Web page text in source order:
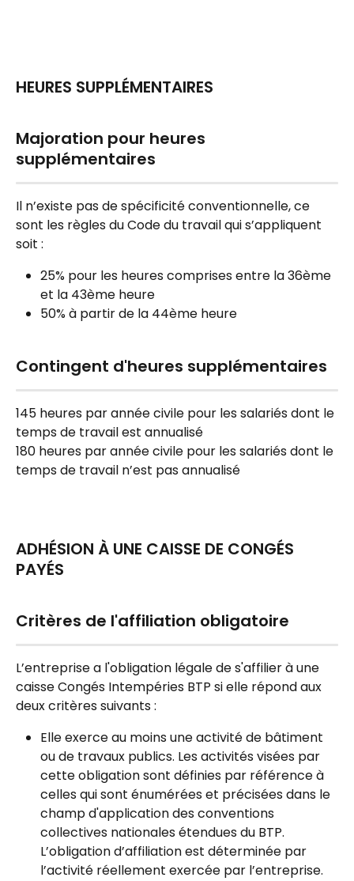
HEURES SUPPLÉMENTAIRES
Majoration pour heures
supplémentaires
Il n’existe pas de spécificité conventionnelle, ce
sont les règles du Code du travail qui s’appliquent
soit :
25% pour les heures comprises entre la 36ème
et la 43ème heure
50% à partir de la 44ème heure
Contingent d'heures supplémentaires
145 heures par année civile pour les salariés dont le
temps de travail est annualisé
180 heures par année civile pour les salariés dont le
temps de travail n’est pas annualisé
ADHÉSION À UNE CAISSE DE CONGÉS
PAYÉS
Critères de l'affiliation obligatoire
L’entreprise a l'obligation légale de s'affilier à une
caisse Congés Intempéries BTP si elle répond aux
deux critères suivants :
Elle exerce au moins une activité de bâtiment
ou de travaux publics. Les activités visées par
cette obligation sont définies par référence à
celles qui sont énumérées et précisées dans le
champ d'application des conventions
collectives nationales étendues du BTP.
L’obligation d’affiliation est déterminée par
l’activité réellement exercée par l’entreprise.